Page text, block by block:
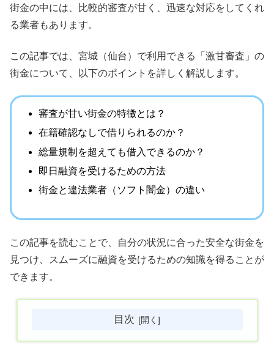
街金の中には、比較的審査が甘く、迅速な対応をしてくれ
る業者もあります。
この記事では、宮城（仙台）で利用できる「激甘審査」の
街金について、以下のポイントを詳しく解説します。
審査が甘い街金の特徴とは？
在籍確認なしで借りられるのか？
総量規制を超えても借入できるのか？
即日融資を受けるための方法
街金と違法業者（ソフト闇金）の違い
この記事を読むことで、自分の状況に合った安全な街金を
見つけ、スムーズに融資を受けるための知識を得ることが
できます。
目次